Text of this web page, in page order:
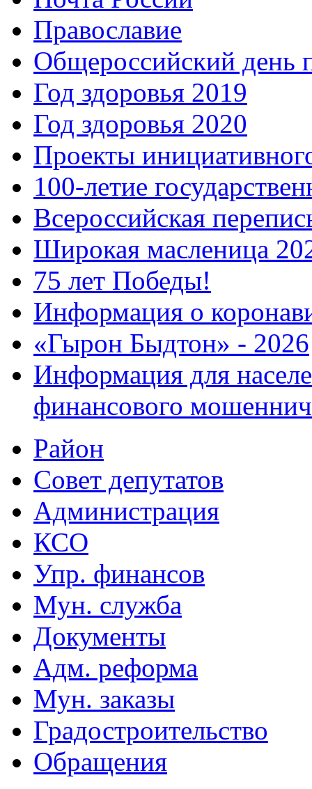
Православие
Общероссийский день
Год здоровья 2019
Год здоровья 2020
Проекты
100-летие
Всероссийская
Широкая масленица
75 лет Победы!
Информация о
«Гырон Быдтон» - 2026
Информация для
финансового
Район
Совет депутатов
Администрация
КСО
Упр. финансов
Мун. служба
Документы
Адм. реформа
Мун. заказы
Градостроительство
Обращения